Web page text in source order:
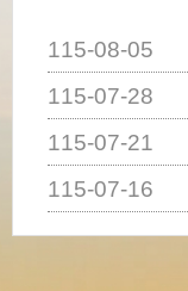
115-08-05
115-07-28
115-07-21
115-07-16